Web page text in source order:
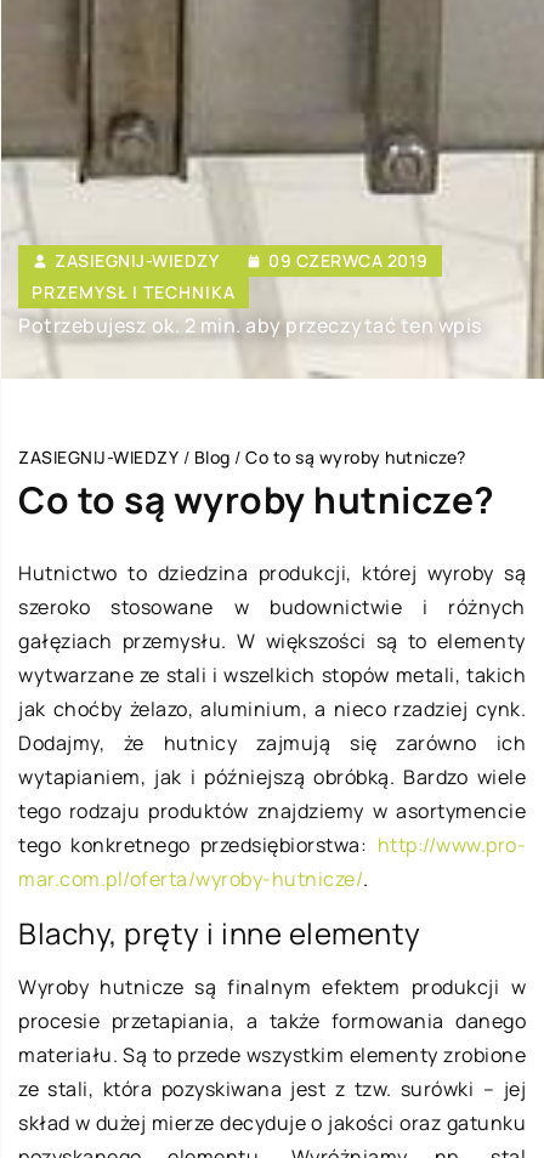
ZASIEGNIJ-WIEDZY
09 CZERWCA 2019
PRZEMYSŁ I TECHNIKA
Potrzebujesz ok. 2 min. aby przeczytać ten wpis
ZASIEGNIJ-WIEDZY / Blog / Co to są wyroby hutnicze?
Co to są wyroby hutnicze?
Hutnictwo to dziedzina produkcji, której wyroby są
szeroko stosowane w budownictwie i różnych
gałęziach przemysłu. W większości są to elementy
wytwarzane ze stali i wszelkich stopów metali, takich
jak choćby żelazo, aluminium, a nieco rzadziej cynk.
Dodajmy, że hutnicy zajmują się zarówno ich
wytapianiem, jak i późniejszą obróbką. Bardzo wiele
tego rodzaju produktów znajdziemy w asortymencie
tego konkretnego przedsiębiorstwa: http://www.pro-
mar.com.pl/oferta/wyroby-hutnicze/.
Blachy, pręty i inne elementy
Wyroby hutnicze są finalnym efektem produkcji w
procesie przetapiania, a także formowania danego
materiału. Są to przede wszystkim elementy zrobione
ze stali, która pozyskiwana jest z tzw. surówki – jej
skład w dużej mierze decyduje o jakości oraz gatunku